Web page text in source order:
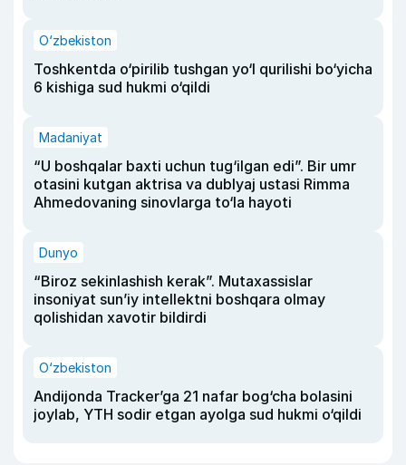
O‘zbekiston
Toshkentda o‘pirilib tushgan yo‘l qurilishi bo‘yicha
6 kishiga sud hukmi o‘qildi
Madaniyat
“U boshqalar baxti uchun tug‘ilgan edi”. Bir umr
otasini kutgan aktrisa va dublyaj ustasi Rimma
Ahmedovaning sinovlarga to‘la hayoti
Dunyo
“Biroz sekinlashish kerak”. Mutaxassislar
insoniyat sun’iy intellektni boshqara olmay
qolishidan xavotir bildirdi
O‘zbekiston
Andijonda Tracker’ga 21 nafar bog‘cha bolasini
joylab, YTH sodir etgan ayolga sud hukmi o‘qildi